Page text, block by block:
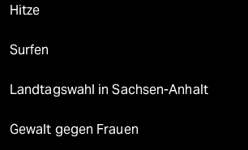
Hitze
Surfen
Landtagswahl in Sachsen-Anhalt
Gewalt gegen Frauen